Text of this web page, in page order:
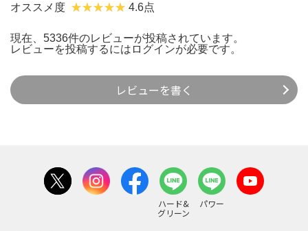
オススメ度 4.6点
現在、5336件のレビューが投稿されています。
レビューを投稿するには ログインが必要です。
レビューを書く
ハード&
グリーン
パワー